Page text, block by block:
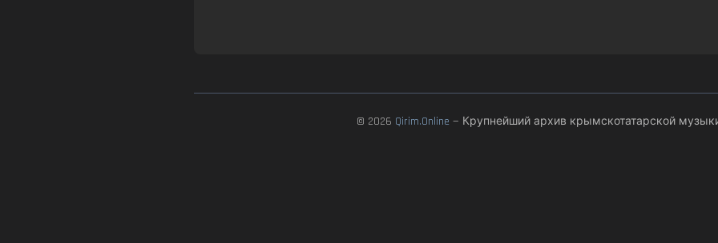
© 2026 Qirim.Online — Крупнейший архив крымскотатарской